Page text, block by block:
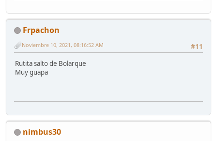
Frpachon
#11
Noviembre 10, 2021, 08:16:52 AM
Rutita salto de Bolarque
Muy guapa
nimbus30